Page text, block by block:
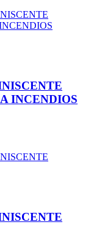
INCENDIOS